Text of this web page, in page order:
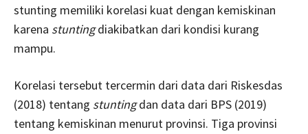
stunting memiliki korelasi kuat dengan kemiskinan
karena stuntingdiakibatkan dari kondisi kurang
mampu.
Korelasi tersebut tercermin dari data dari Riskesdas
(2018) tentang stuntingdan data dari BPS (2019)
tentang kemiskinan menurut provinsi. Tiga provinsi